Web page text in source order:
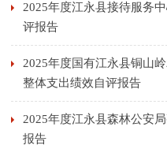
2025年度江永县接待服务
评报告
2025年度国有江永县铜山
整体支出绩效自评报告
2025年度江永县森林公安
报告